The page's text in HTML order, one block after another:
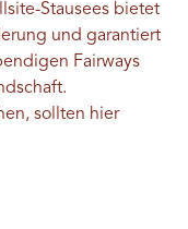
Stausees bietet
und garantiert
Fairways
sollten hier